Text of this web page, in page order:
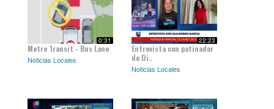
0:31
Metro Transit - Bus Lane
Noticias Locales
22:23
Entrevista con patinador
de Di..
Noticias Locales